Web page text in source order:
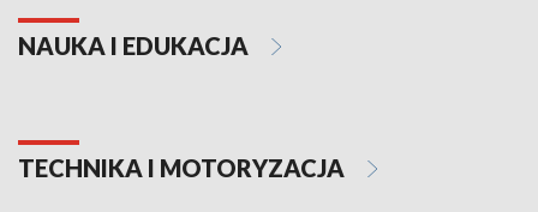
NAUKA I EDUKACJA
TECHNIKA I MOTORYZACJA